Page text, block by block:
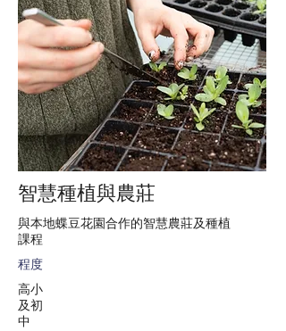
智慧種植與農莊
與本地蝶豆花園合作的智慧農莊及種植
課程
程度
高小
及初
中